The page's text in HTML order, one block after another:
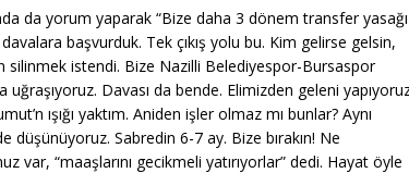
da yorum yaparak “Bize daha 3 dönem transfer yasağı
başvurduk. Tek çıkış yolu bu. Kim gelirse gelsin,
silinmek istendi. Bize Nazilli Belediyespor-Bursaspor
Davası da bende. Elimizden geleni
ışığı yaktım. Aniden işler olmaz mı bunlar? Aynı
düşünüyoruz. Sabredin 6-7 ay. Bize bırakın! Ne
“maaşlarını gecikmeli yatırıyorlar” dedi. Hayat öyle